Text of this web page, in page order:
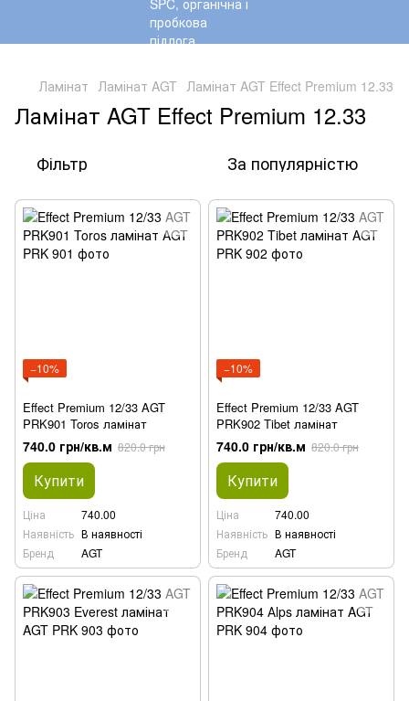
Ламінат Ламінат AGT Ламінат AGT Effect Premium 12.33
Ламінат AGT Effect Premium 12.33
Фільтр За популярністю
−10%
Effect Premium 12/33 AGT
PRK901 Toros ламінат
740.0 грн/кв.м 820.0 грн
Купити
Ціна
740.00
Наявність В наявності
Бренд
AGT
−10%
Effect Premium 12/33 AGT
PRK902 Tibet ламінат
740.0 грн/кв.м 820.0 грн
Купити
Ціна
740.00
Наявність В наявності
Бренд
AGT